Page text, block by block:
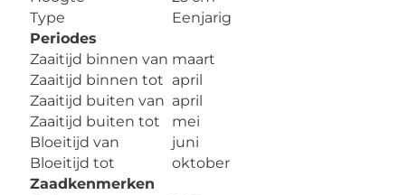
Type
Eenjarig
Periodes
Zaaitijd binnen van maart
Zaaitijd binnen tot april
Zaaitijd buiten van april
Zaaitijd buiten tot
mei
Bloeitijd van
juni
Bloeitijd tot
oktober
Zaadkenmerken